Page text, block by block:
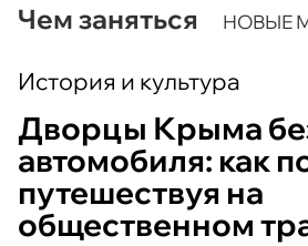
Чем заняться НОВЫЕ
История и культура
Дворцы Крыма
автомобиля: как
путешествуя на
общественном